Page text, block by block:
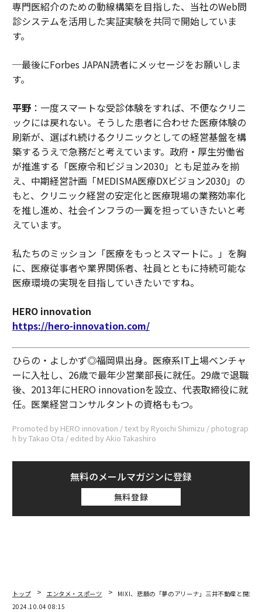
専門医紹介のための動線構築を目指した、当社のWeb問
診システムを活用した実証実験を共同で開始していま
す。
─最後にForbes JAPAN読者にメッセージをお願いしま
す。
平野：一度スマートな受診体験をすれば、不便なクリニ
ックには戻れない。そうした患者に合わせた医療体験の
刷新が、選ばれ続けるクリニックとしての経営基盤を構
築するうえで急務だと考えています。政府・厚生労働省
が推進する「医療令和ビジョン2030」とも足並みを揃
え、中期経営計画「MEDISMA医療DXビジョン2030」の
もと、クリニック経営の安定化と医療現場の業務効率化
を推し進め、社会インフラの一翼を担っていきたいと考
えています。
私たちのミッション「医療をもっとスマートに。」を胸
に、医療従事者や業界関係者、社員とともに持続可能な
医療環境の実現を目指していきたいですね。
HERO innovation
https://hero-innovation.com/
ひらの・よしかず◎福岡県出身。医療系IT上場ベンチャ
ーに入社し、26歳で最年少営業部長に就任。29歳で退職
後、2013年にHERO innovationを設立、代表取締役に就
任。医業経営コンサルタントの資格ももつ。
Promoted by HERO innovation / text by Ryoichi Shimizu / photograp
h by Takao Ota / edited by Akio Takashiro
無料のメールマガジンに登録
無料登録
トップ エンタメ・スポーツ
MIXI、悲願の「夢のアリーナ」三井不動産と開業
2024.10.04 08:15